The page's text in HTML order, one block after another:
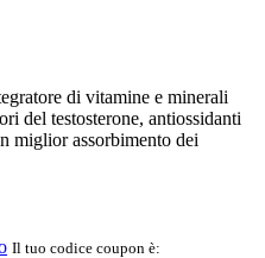
di vitamine e minerali
del testosterone, antiossidanti
miglior assorbimento dei
Il tuo codice coupon è: